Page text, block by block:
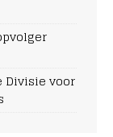
Divisie voor